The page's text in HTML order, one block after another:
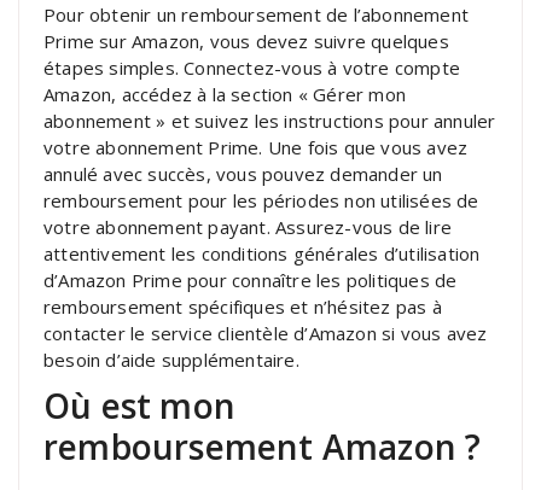
Pour obtenir un remboursement de l’abonnement
Prime sur Amazon, vous devez suivre quelques
étapes simples. Connectez-vous à votre compte
Amazon, accédez à la section « Gérer mon
abonnement » et suivez les instructions pour annuler
votre abonnement Prime. Une fois que vous avez
annulé avec succès, vous pouvez demander un
remboursement pour les périodes non utilisées de
votre abonnement payant. Assurez-vous de lire
attentivement les conditions générales d’utilisation
d’Amazon Prime pour connaître les politiques de
remboursement spécifiques et n’hésitez pas à
contacter le service clientèle d’Amazon si vous avez
besoin d’aide supplémentaire.
Où est mon
remboursement Amazon ?